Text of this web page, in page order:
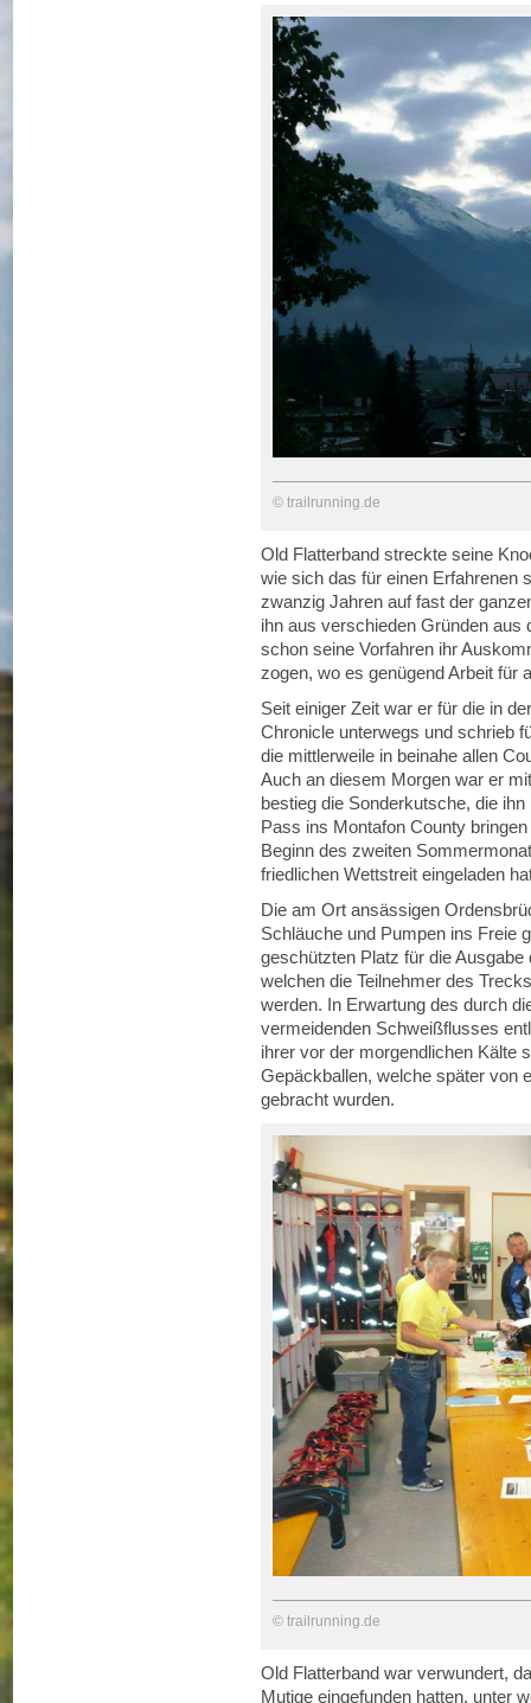
© trailrunning.de
Old Flatterband streckte seine
wie sich das für einen Erfahrenen
zwanzig Jahren auf fast der
ihn aus verschieden Gründen aus
schon seine Vorfahren ihr
zogen, wo es genügend Arbeit für
Seit einiger Zeit war er für die in
Chronicle unterwegs und schrieb
die mittlerweile in beinahe allen
Auch an diesem Morgen war er
bestieg die Sonderkutsche, die
Pass ins Montafon County
Beginn des zweiten
friedlichen Wettstreit eingeladen
Die am Ort ansässigen
Schläuche und Pumpen ins Freie
geschützten Platz für die
welchen die Teilnehmer des
werden. In Erwartung des durch
vermeidenden Schweißflusses
ihrer vor der morgendlichen Kälte
Gepäckballen, welche später von
gebracht wurden.
© trailrunning.de
Old Flatterband war verwundert,
Mutige eingefunden hatten, unter